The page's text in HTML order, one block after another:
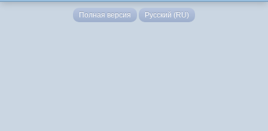
Полная версия Русский (RU)